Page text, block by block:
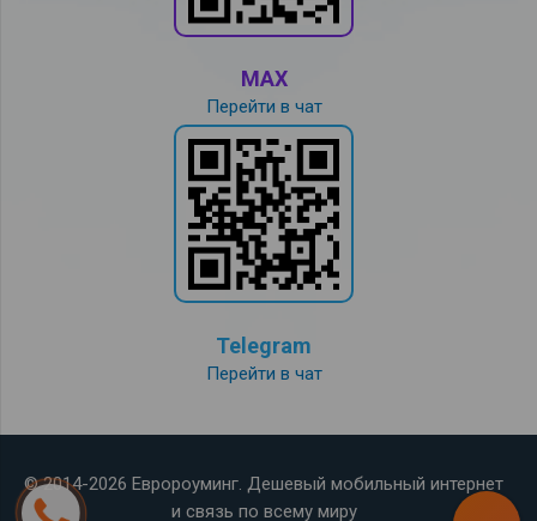
MAX
Перейти в чат
Telegram
Перейти в чат
© 2014-2026 Евророуминг. Дешевый мобильный интернет
и связь по всему миру